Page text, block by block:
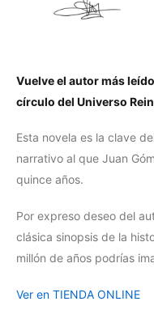
Vuelve el autor más
círculo del Universo
Esta novela es la clave
narrativo al que Juan
quince años.
Por expreso deseo del
clásica sinopsis de la
millón de años podrías
Ver en TIENDA ONLINE